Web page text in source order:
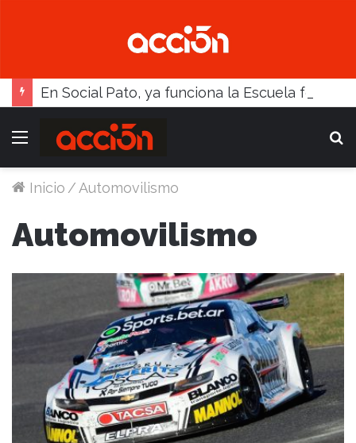
Menú
Inicio /Automovilismo
Automovilismo